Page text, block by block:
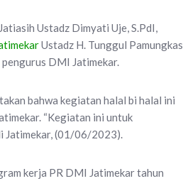
Ustadz Dimyati Uje, S.PdI,
Ustadz H. Tunggul Pamungkas
DMI Jatimekar.
bahwa kegiatan halal bi halal ini
“Kegiatan ini untuk
Jatimekar, (01/06/2023).
kerja PR DMI Jatimekar tahun